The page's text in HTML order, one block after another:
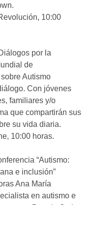
10:00
por la
de
Autismo
Con jóvenes
familiares y/o
que compartirán sus
su vida diaria.
10:00 horas.
“Autismo:
e inclusión”
Ana María
en autismo e
y Brenda Stela